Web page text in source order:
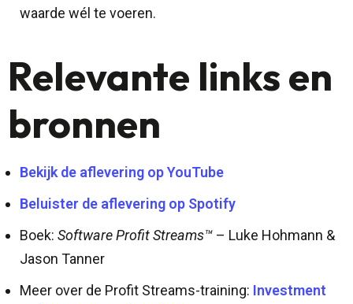
waarde wél te voeren.
Relevante links en
bronnen
Bekijk de aflevering op YouTube
Beluister de aflevering op Spotify
Boek: Software Profit Streams™ – Luke Hohmann &
Jason Tanner
Meer over de Profit Streams-training: Investment